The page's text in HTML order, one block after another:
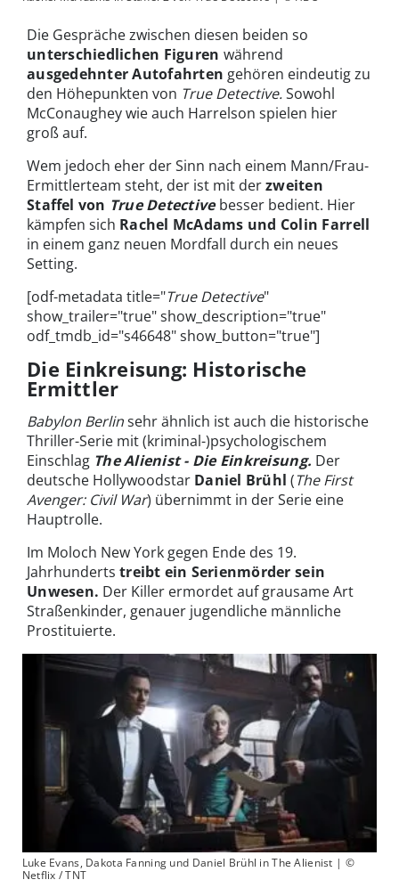
Die Gespräche zwischen diesen beiden so
unterschiedlichen Figuren während
ausgedehnter Autofahrten gehören eindeutig zu
den Höhepunkten von True Detective.Sowohl
McConaughey wie auch Harrelson spielen hier
groß auf.
Wem jedoch eher der Sinn nach einem Mann/Frau-
Ermittlerteam steht, der ist mit derzweiten
Staffel von True Detectivebesser bedient. Hier
kämpfen sich Rachel McAdams und Colin Farrell
in einem ganz neuen Mordfall durch ein neues
Setting.
[odf-metadata title="True Detective"
show_trailer="true" show_description="true"
odf_tmdb_id="s46648" show_button="true"]
Die Einkreisung: Historische
Ermittler
Babylon Berlinsehr ähnlich ist auch die historische
Thriller-Serie mit (kriminal-)psychologischem
Einschlag The Alienist - Die Einkreisung. Der
deutsche Hollywoodstar Daniel Brühl (The First
Avenger: Civil War) übernimmt in der Serie eine
Hauptrolle.
Im Moloch New York gegen Ende des 19.
Jahrhunderts treibt ein Serienmörder sein
Unwesen. Der Killer ermordet auf grausame Art
Straßenkinder, genauer jugendliche männliche
Prostituierte.
Luke Evans, Dakota Fanning und Daniel Brühl in The Alienist | ©
Netflix / TNT